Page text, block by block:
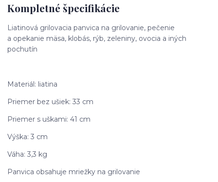
Kompletné špecifikácie
Liatinová grilovacia panvica na grilovanie, pečenie
a opekanie mäsa, klobás, rýb, zeleniny, ovocia a iných
pochutín
Materiál: liatina
Priemer bez ušiek: 33 cm
Priemer s uškami: 41 cm
Výška: 3 cm
Váha: 3,3 kg
Panvica obsahuje mriežky na grilovanie